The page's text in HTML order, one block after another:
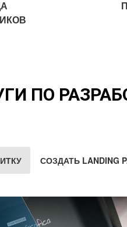
ПО
СОЗДАТЬ LANDING